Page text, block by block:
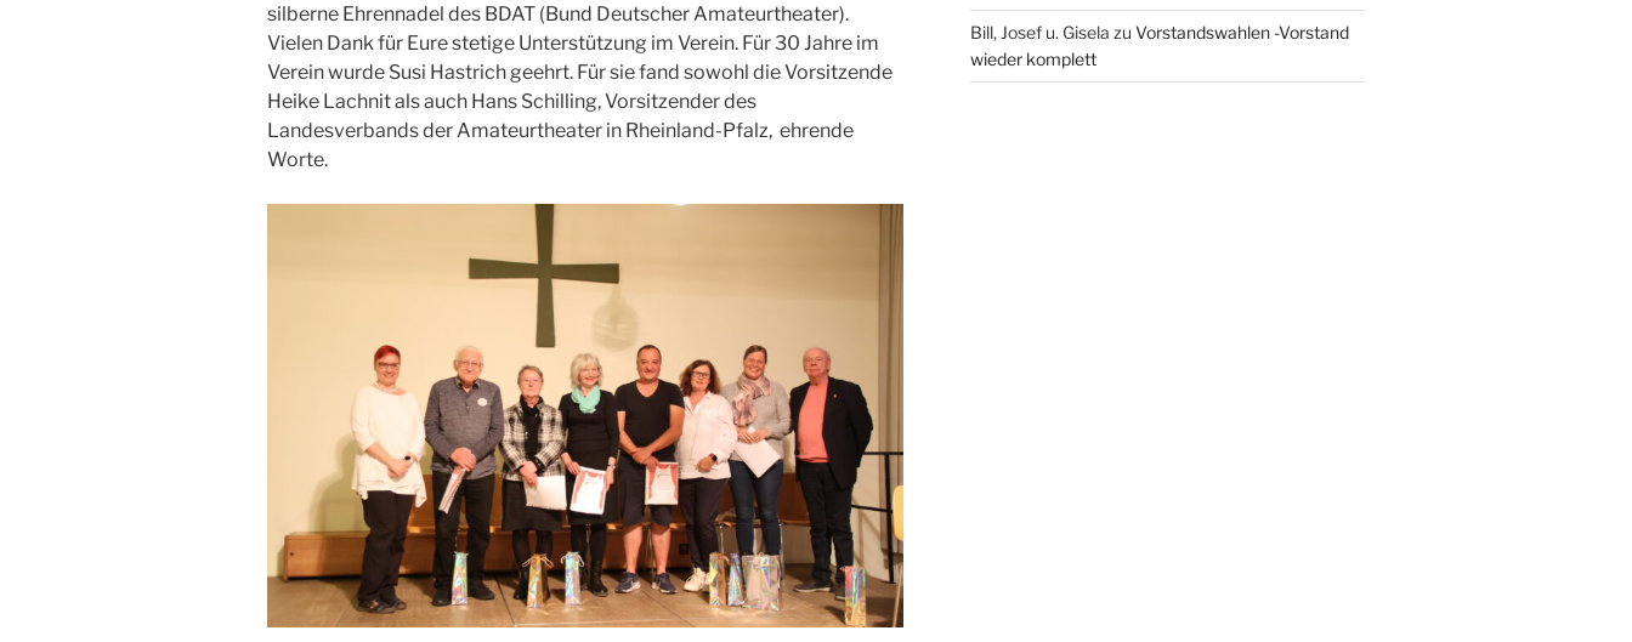
silberne Ehrennadel des BDAT (Bund Deutscher Amateurtheater).
Vielen Dank für Eure stetige Unterstützung im Verein. Für 30 Jahre im
Verein wurde Susi Hastrich geehrt. Für sie fand sowohl die Vorsitzende
Heike Lachnit als auch Hans Schilling, Vorsitzender des
Landesverbands der Amateurtheater in Rheinland-Pfalz, ehrende
Worte.
Bill, Josef u. Gisela zu Vorstandswahlen -Vorstand
wieder komplett